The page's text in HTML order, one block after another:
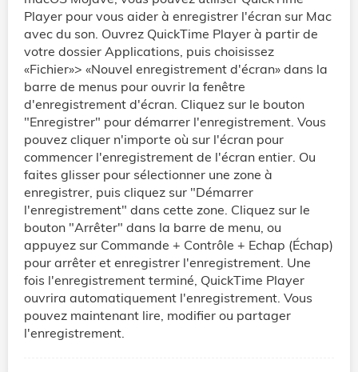
Player pour vous aider à enregistrer l'écran sur Mac
avec du son. Ouvrez QuickTime Player à partir de
votre dossier Applications, puis choisissez
«Fichier»> «Nouvel enregistrement d'écran» dans la
barre de menus pour ouvrir la fenêtre
d'enregistrement d'écran. Cliquez sur le bouton
"Enregistrer" pour démarrer l'enregistrement. Vous
pouvez cliquer n'importe où sur l'écran pour
commencer l'enregistrement de l'écran entier. Ou
faites glisser pour sélectionner une zone à
enregistrer, puis cliquez sur "Démarrer
l'enregistrement" dans cette zone. Cliquez sur le
bouton "Arrêter" dans la barre de menu, ou
appuyez sur Commande + Contrôle + Echap (Échap)
pour arrêter et enregistrer l'enregistrement. Une
fois l'enregistrement terminé, QuickTime Player
ouvrira automatiquement l'enregistrement. Vous
pouvez maintenant lire, modifier ou partager
l'enregistrement.